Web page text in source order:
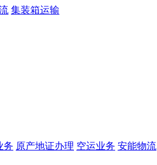
集装箱运输
务 原产地证办理 空运业务 安能物流